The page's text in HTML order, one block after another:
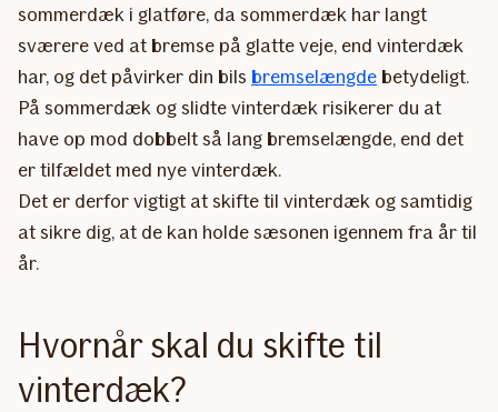
sommerdæk i glatføre, da sommerdæk har langt
sværere ved at bremse på glatte veje, end vinterdæk
har, og det påvirker din bils bremselængde betydeligt.
På sommerdæk og slidte vinterdæk risikerer du at
have op mod dobbelt så lang bremselængde, end det
er tilfældet med nye vinterdæk.
Det er derfor vigtigt at skifte til vinterdæk og samtidig
at sikre dig, at de kan holde sæsonen igennem fra år til
år.
Hvornår skal du skifte til
vinterdæk?